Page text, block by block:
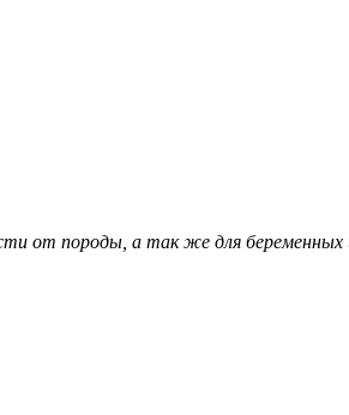
от породы, а так же для беременных